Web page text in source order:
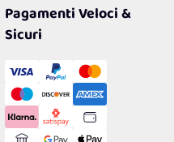
Pagamenti Veloci &
Sicuri